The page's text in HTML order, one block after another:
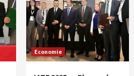
Economie